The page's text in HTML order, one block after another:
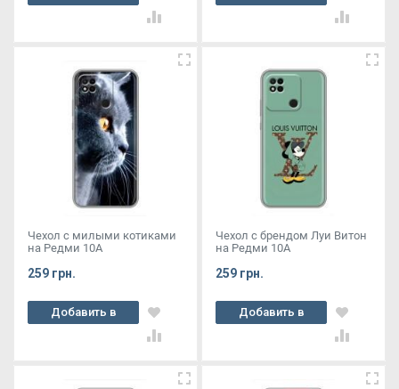
корзину корзину
Чехол с милыми котиками
на Редми 10А
259 грн.
Добавить в
корзину
Чехол с брендом Луи Витон
на Редми 10А
259 грн.
Добавить в
корзину